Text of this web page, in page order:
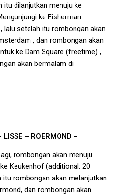
itu dilanjutkan menuju ke
ke Fisherman
lalu setelah itu rombongan akan
, dan rombongan akan
ke Dam Square (freetime) ,
akan bermalam di
– ROERMOND –
rombongan akan menuju
Keukenhof (additional: 20
itu rombongan akan melanjutkan
dan rombongan akan